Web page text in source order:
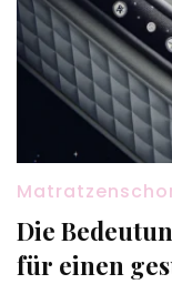
Die
für einen